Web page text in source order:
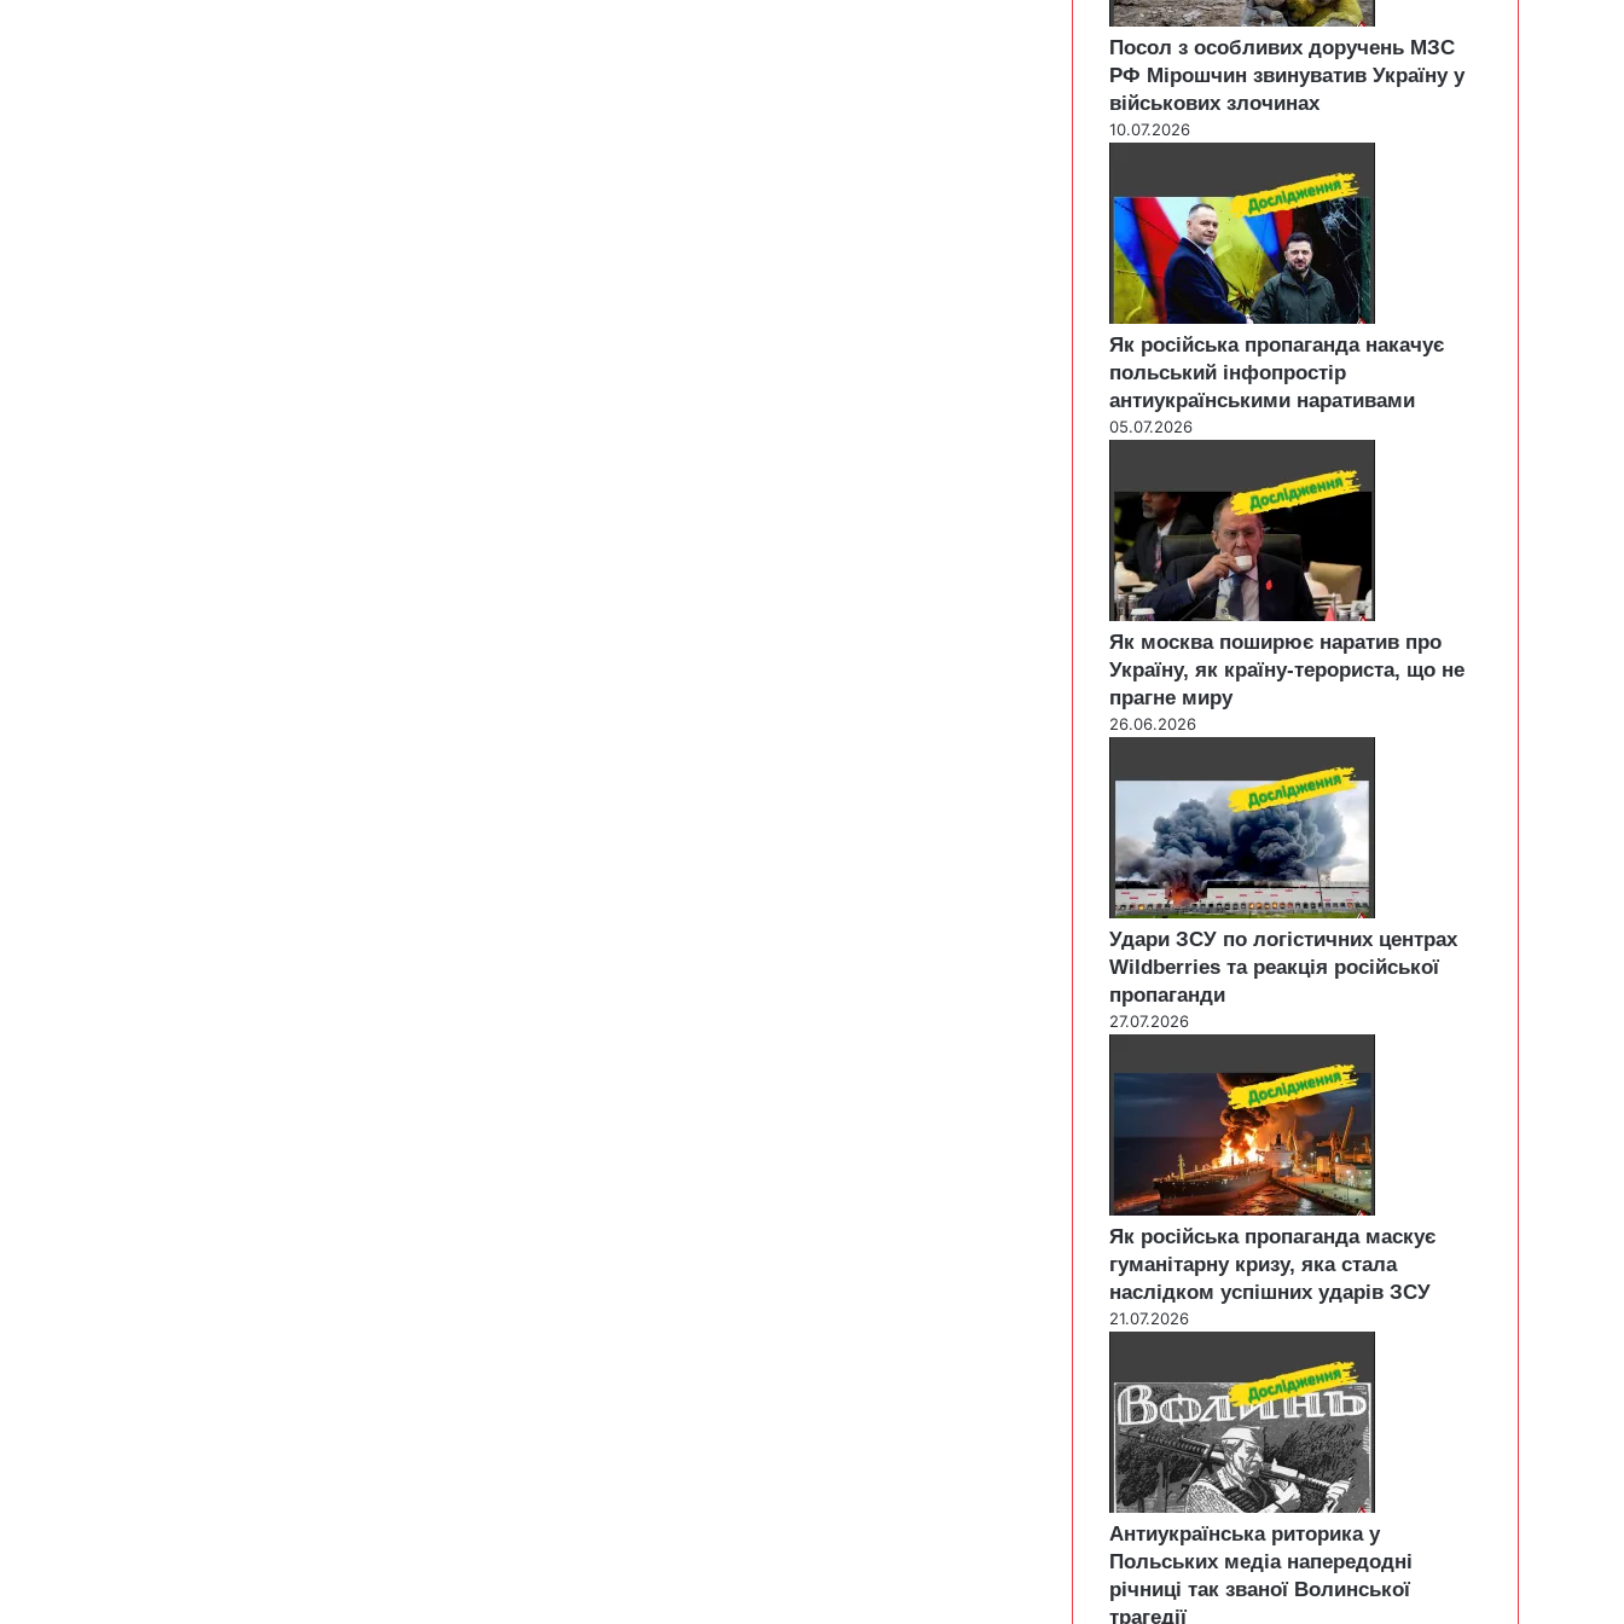
Посол з особливих доручень МЗС
РФ Мірошчин звинуватив Україну у
військових злочинах
10.07.2026
Як російська пропаганда накачує
польський інфопростір
антиукраїнськими наративами
05.07.2026
Як москва поширює наратив про
Україну, як країну-терориста, що не
прагне миру
26.06.2026
Удари ЗСУ по логістичних центрах
Wildberries та реакція російської
пропаганди
27.07.2026
Як російська пропаганда маскує
гуманітарну кризу, яка стала
наслідком успішних ударів ЗСУ
21.07.2026
Антиукраїнська риторика у
Польських медіа напередодні
річниці так званої Волинської
трагедії